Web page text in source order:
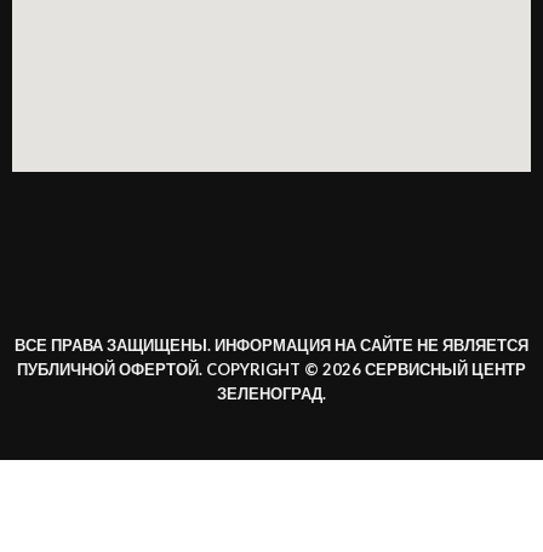
ВСЕ ПРАВА ЗАЩИЩЕНЫ. ИНФОРМАЦИЯ НА САЙТЕ НЕ ЯВЛЯЕТСЯ
ПУБЛИЧНОЙ ОФЕРТОЙ. COPYRIGHT © 2026 СЕРВИСНЫЙ ЦЕНТР
ЗЕЛЕНОГРАД.